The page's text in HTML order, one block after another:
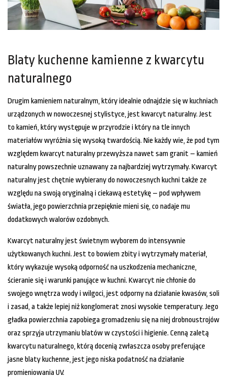
Blaty kuchenne kamienne z kwarcytu
naturalnego
Drugim kamieniem naturalnym, który idealnie odnajdzie się w kuchniach
urządzonych w nowoczesnej stylistyce, jest kwarcyt naturalny. Jest
to kamień, który występuje w przyrodzie i który na tle innych
materiałów wyróżnia się wysoką twardością. Nie każdy wie, że pod tym
względem kwarcyt naturalny przewyższa nawet sam granit – kamień
naturalny powszechnie uznawany za najbardziej wytrzymały. Kwarcyt
naturalny jest chętnie wybierany do nowoczesnych kuchni także ze
względu na swoją oryginalną i ciekawą estetykę – pod wpływem
światła, jego powierzchnia przepięknie mieni się, co nadaje mu
dodatkowych walorów ozdobnych.
Kwarcyt naturalny jest świetnym wyborem do intensywnie
użytkowanych kuchni. Jest to bowiem zbity i wytrzymały materiał,
który wykazuje wysoką odporność na uszkodzenia mechaniczne,
ścieranie się i warunki panujące w kuchni. Kwarcyt nie chłonie do
swojego wnętrza wody i wilgoci, jest odporny na działanie kwasów, soli
i zasad, a także lepiej niż konglomerat znosi wysokie temperatury. Jego
gładka powierzchnia zapobiega gromadzeniu się na niej drobnoustrojów
oraz sprzyja utrzymaniu blatów w czystości i higienie. Cenną zaletą
kwarcytu naturalnego, którą docenią zwłaszcza osoby preferujące
jasne blaty kuchenne, jest jego niska podatność na działanie
promieniowania UV.